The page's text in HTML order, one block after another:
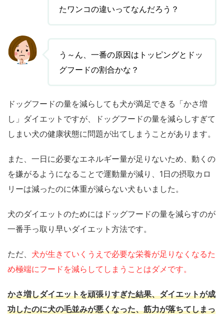
たワンコの違いってなんだろう？
う～ん、一番の原因はトッピングとドッ
グフードの割合かな？
ドッグフードの量を減らしても犬が満足できる「かさ増
し」ダイエットですが、ドッグフードの量を減らしすぎて
しまい犬の健康状態に問題が出てしまうことがあります。
また、一日に必要なエネルギー量が足りないため、動くの
を嫌がるようになることで運動量が減り、1日の摂取カロ
リーは減ったのに体重が減らない犬もいました。
犬のダイエットのためにはドッグフードの量を減らすのが
一番手っ取り早いダイエット方法です。
ただ、 犬が生きていくうえで必要な栄養が足りなくなるた
め極端にフードを減らしてしまうことはダメです。
かさ増しダイエットを頑張りすぎた結果、ダイエットが成
功したのに犬の毛並みが悪くなった、筋力が落ちてしまっ